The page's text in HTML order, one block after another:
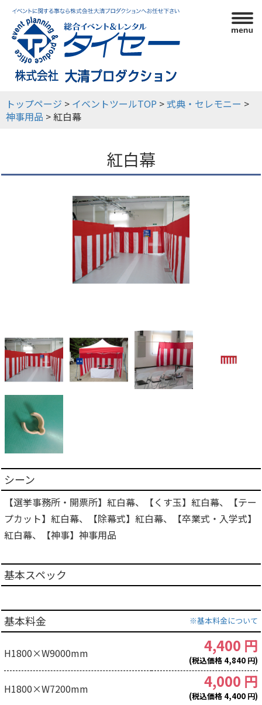
利用ガイド
イベントツール
イベント実績
トップページ > イベントツールTOP >式典・セレモニー >
神事用品 > 紅白幕
紅白幕
シーン
【選挙事務所・開票所】紅白幕、【くす玉】紅白幕、【テー
プカット】紅白幕、【除幕式】紅白幕、【卒業式・入学式】
紅白幕、【神事】神事用品
基本スペック
基本料金 ※基本料金について
H1800×W9000mm 4,400 円
(税込価格 4,840 円)
H1800×W7200mm 4,000 円
(税込価格 4,400 円)